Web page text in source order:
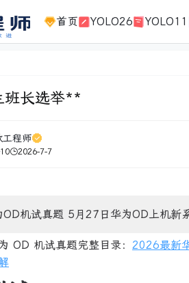
首页 YOLO26 YOLO11
班长选举**
工程师
10 2026-7-7
机试真题 5月27日华为OD上机新
OD 机试真题完整目录： 2026最新